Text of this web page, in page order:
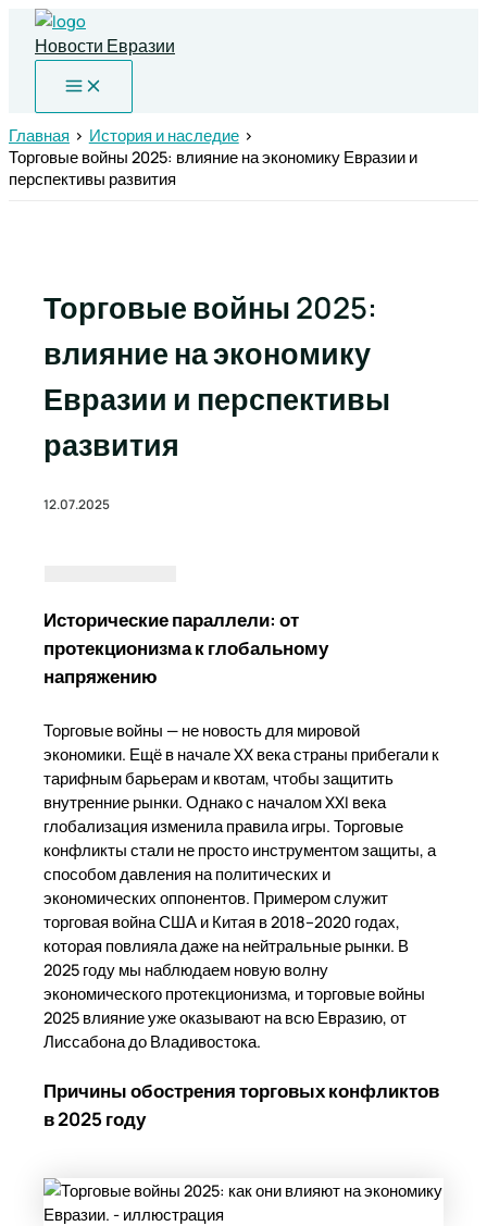
Перейти
содержимому
Новости Евразии
Главная
История и наследие
Торговые войны 2025: влияние на экономику Евразии и
перспективы развития
Торговые войны 2025:
влияние на экономику
Евразии и перспективы
развития
12.07.2025
Исторические параллели: от
протекционизма к глобальному
напряжению
Торговые войны — не новость для мировой
экономики. Ещё в начале XX века страны прибегали к
тарифным барьерам и квотам, чтобы защитить
внутренние рынки. Однако с началом XXI века
глобализация изменила правила игры. Торговые
конфликты стали не просто инструментом защиты, а
способом давления на политических и
экономических оппонентов. Примером служит
торговая война США и Китая в 2018–2020 годах,
которая повлияла даже на нейтральные рынки. В
2025 году мы наблюдаем новую волну
экономического протекционизма, и торговые войны
2025 влияние уже оказывают на всю Евразию, от
Лиссабона до Владивостока.
Причины обострения торговых конфликтов
в 2025 году